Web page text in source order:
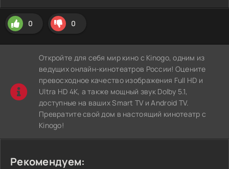
0 0
Откройте для себя мир кино с Kinogo, одним из
ведущих онлайн-кинотеатров России! Оцените
превосходное качество изображения Full HD и
Ultra HD 4K, а также мощный звук Dolby 5.1,
доступные на ваших Smart TV и Android TV.
Превратите свой дом в настоящий кинотеатр с
Kinogo!
Рекомендуем: